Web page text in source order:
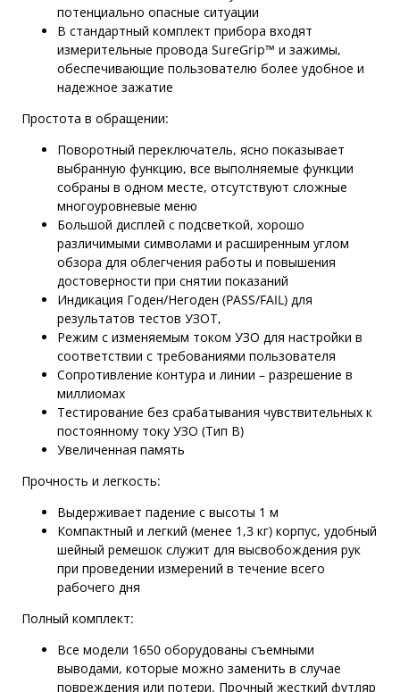
потенциально опасные ситуации
В стандартный комплект прибора входят
измерительные провода SureGrip™ и зажимы,
обеспечивающие пользователю более удобное и
надежное зажатие
Простота в обращении:
Поворотный переключатель, ясно показывает
выбранную функцию, все выполняемые функции
собраны в одном месте, отсутствуют сложные
многоуровневые меню
Большой дисплей с подсветкой, хорошо
различимыми символами и расширенным углом
обзора для облегчения работы и повышения
достоверности при снятии показаний
Индикация Годен/Негоден (PASS/FAIL) для
результатов тестов УЗОТ,
Режим с изменяемым током УЗО для настройки в
соответствии с требованиями пользователя
Сопротивление контура и линии – разрешение в
миллиомах
Тестирование без срабатывания чувствительных к
постоянному току УЗО (Тип В)
Увеличенная память
Прочность и легкость:
Выдерживает падение с высоты 1 м
Компактный и легкий (менее 1,3 кг) корпус, удобный
шейный ремешок служит для высвобождения рук
при проведении измерений в течение всего
рабочего дня
Полный комплект:
Все модели 1650 оборудованы съемными
выводами, которые можно заменить в случае
повреждения или потери. Прочный жесткий футляр